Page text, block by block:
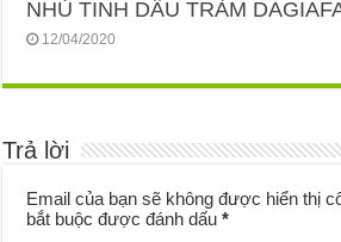
NHỦ TINH DẦU TRÀM
12/04/2020
Trả lời
Email của bạn sẽ không được hiển thị
bắt buộc được đánh dấu*